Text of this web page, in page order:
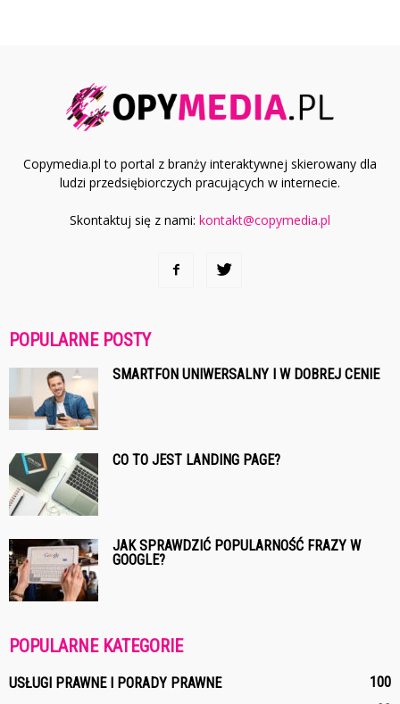
Copymedia.pl to portal z branży interaktywnej skierowany dla
ludzi przedsiębiorczych pracujących w internecie.
Skontaktuj się z nami: kontakt@copymedia.pl
POPULARNE POSTY
SMARTFON UNIWERSALNY I W DOBREJ CENIE
CO TO JEST LANDING PAGE?
JAK SPRAWDZIĆ POPULARNOŚĆ FRAZY W
GOOGLE?
POPULARNE KATEGORIE
USŁUGI PRAWNE I PORADY PRAWNE
100